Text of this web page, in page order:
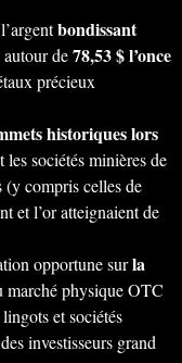
bondissant
de78,53 $ l’once
précieux
historiques lors
les sociétés minières de
(y compris celles de
et l’or atteignaient de
opportune surla
physique OTC
et sociétés
investisseurs grand